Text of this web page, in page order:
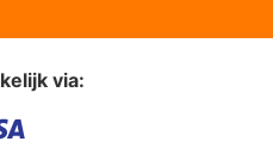
via: